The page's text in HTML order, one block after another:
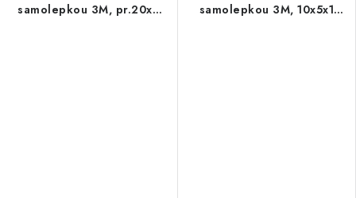
samolepkou 3M, pr.20x2
samolepkou 3M, 10x5x1